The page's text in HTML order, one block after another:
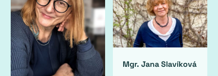
Mgr. Jana Slavíková